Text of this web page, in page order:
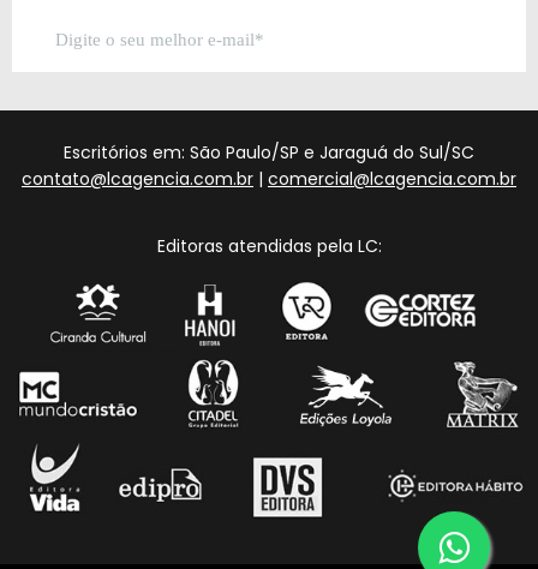
Escritórios em: São Paulo/SP e Jaraguá do Sul/SC
contato@lcagencia.com.br | comercial@lcagencia.com.br
Editoras atendidas pela LC: